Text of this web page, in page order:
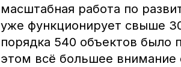
масштабная работа по
уже функционирует свыше
порядка 540 объектов было
этом всё большее внимание